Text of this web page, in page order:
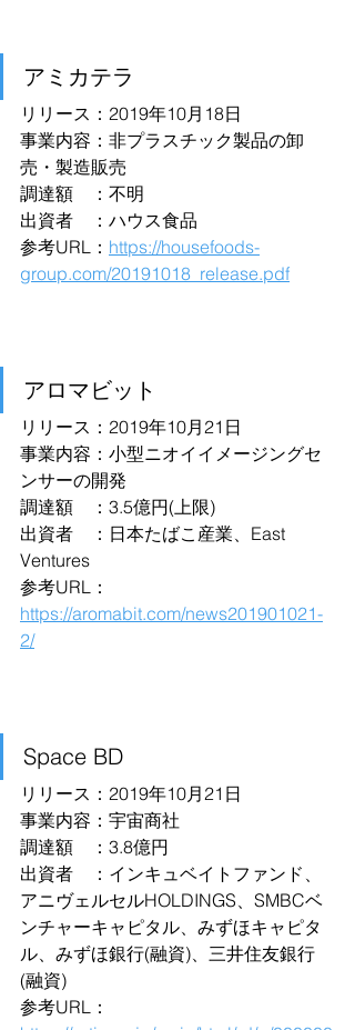
アミカテラ
リリース：2019年10月18日
事業内容：非プラスチック製品の卸
売・製造販売
調達額　：不明
出資者　：ハウス食品
参考URL： https://housefoods-
group.com/20191018_release.pdf
アロマビット
リリース：2019年10月21日
事業内容：小型ニオイイメージングセ
ンサーの開発
調達額　：3.5億円(上限)
出資者　：日本たばこ産業、East
Ventures
参考URL：
https://aromabit.com/news201901021-
2/
Space BD
リリース：2019年10月21日
事業内容：宇宙商社
調達額　：3.8億円
出資者　：インキュベイトファンド、
アニヴェルセルHOLDINGS、SMBCベ
ンチャーキャピタル、みずほキャピタ
ル、みずほ銀行(融資)、三井住友銀行
(融資)
参考URL：